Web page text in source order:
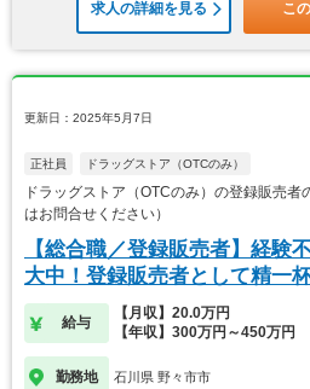
求人の詳細を見る こ
更新日：2025年5月7日
正社員 ドラッグストア（OTCのみ）
ドラッグストア（OTCのみ）の登録販売
はお問合せください）
【総合職／登録販売者】経
大中！登録販売者として精一
給与
【月収】20.0万円
【年収】300万円～450万円
勤務地 石川県 野々市市